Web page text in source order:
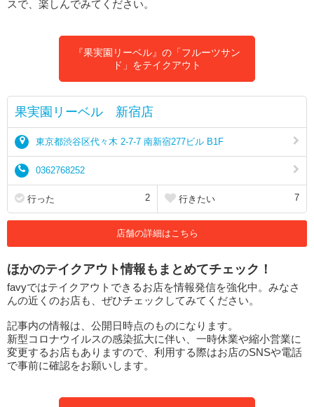
スで、楽しんでみてください。
『果実園リーベル』の「フルーツサン
ド」をテイクアウト
果実園リーベル 新宿店
東京都渋谷区代々木 2-7-7 南新宿277ビル B1F
0362768252
行った 2 行きたい 7
店舗の詳細はこちら
ほかのテイクアウト情報もまとめてチェック！
favyではテイクアウトできるお店を情報発信を強化中。みなさ
んの近くのお店も、ぜひチェックしてみてください。
記事内の情報は、公開日時点のものになります。
新型コロナウイルスの感染拡大に伴い、一時休業や縮小営業に
変更するお店もありますので、利用する際はお店のSNSや電話
で事前に確認をお願いします。